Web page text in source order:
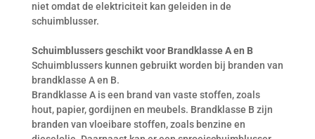
niet omdat de elektriciteit kan geleiden in de
schuimblusser.
Schuimblussers geschikt voor Brandklasse A en B
Schuimblussers kunnen gebruikt worden bij branden van
brandklasse A en B.
Brandklasse A is een brand van vaste stoffen, zoals
hout, papier, gordijnen en meubels. Brandklasse B zijn
branden van vloeibare stoffen, zoals benzine en